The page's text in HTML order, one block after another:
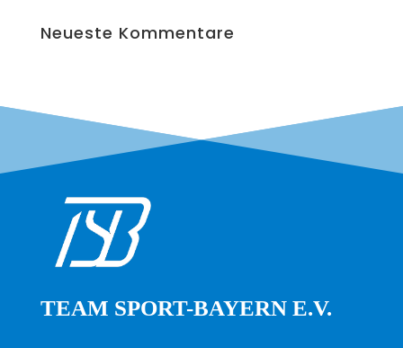
Neu­es­te Kommentare
TEAM SPORT-BAYERN E.V.